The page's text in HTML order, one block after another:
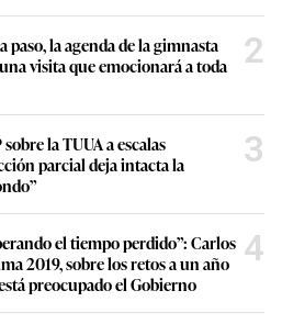
paso, la agenda de la gimnasta
visita que emocionará a toda
2
la TUUA a escalas
parcial deja intacta la
3
el tiempo perdido”: Carlos
2019, sobre los retos a un año
preocupado el Gobierno
4